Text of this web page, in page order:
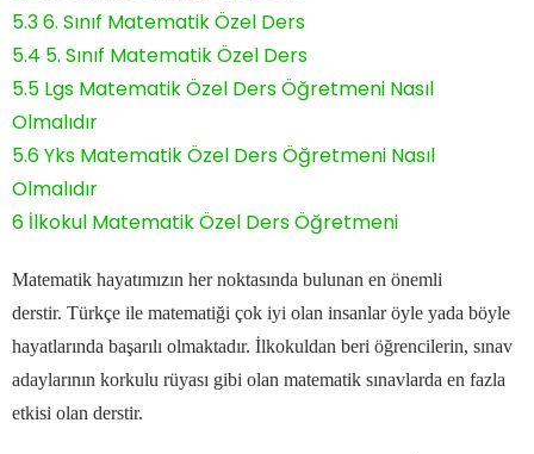
5.36. Sınıf Matematik Özel Ders
5.4 5. Sınıf Matematik Özel Ders
5.5 Lgs Matematik Özel Ders Öğretmeni Nasıl
Olmalıdır
5.6Yks Matematik Özel Ders Öğretmeni Nasıl
Olmalıdır
6 İlkokul Matematik Özel Ders Öğretmeni
Matematik hayatımızın her noktasında bulunan en önemli
derstir. Türkçe ile matematiği çok iyi olan insanlar öyle yada böyle
hayatlarında başarılı olmaktadır. İlkokuldan beri öğrencilerin, sınav
adaylarının korkulu rüyası gibi olan matematik sınavlarda en fazla
etkisi olan derstir.